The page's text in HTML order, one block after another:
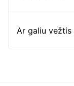
Ar galiu